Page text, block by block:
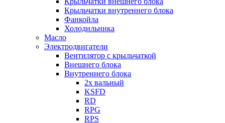
Крыльчатки внутреннего блока
Фанкойла
Холодильника
Масло
Электродвигатели
Вентилятор с крыльчаткой
Внешнего блока
Внутреннего блока
2х вальный
KSFD
RD
RPG
RPS